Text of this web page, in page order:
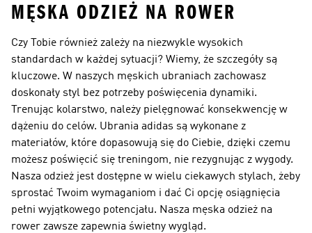
MĘSKA ODZIEŻ NA ROWER
Czy Tobie również zależy na niezwykle wysokich
standardach w każdej sytuacji? Wiemy, że szczegóły są
kluczowe. W naszych męskich ubraniach zachowasz
doskonały styl bez potrzeby poświęcenia dynamiki.
Trenując kolarstwo, należy pielęgnować konsekwencję w
dążeniu do celów. Ubrania adidas są wykonane z
materiałów, które dopasowują się do Ciebie, dzięki czemu
możesz poświęcić się treningom, nie rezygnując z wygody.
Nasza odzież jest dostępne w wielu ciekawych stylach, żeby
sprostać Twoim wymaganiom i dać Ci opcję osiągnięcia
pełni wyjątkowego potencjału. Nasza męska odzież na
rower zawsze zapewnia świetny wygląd.